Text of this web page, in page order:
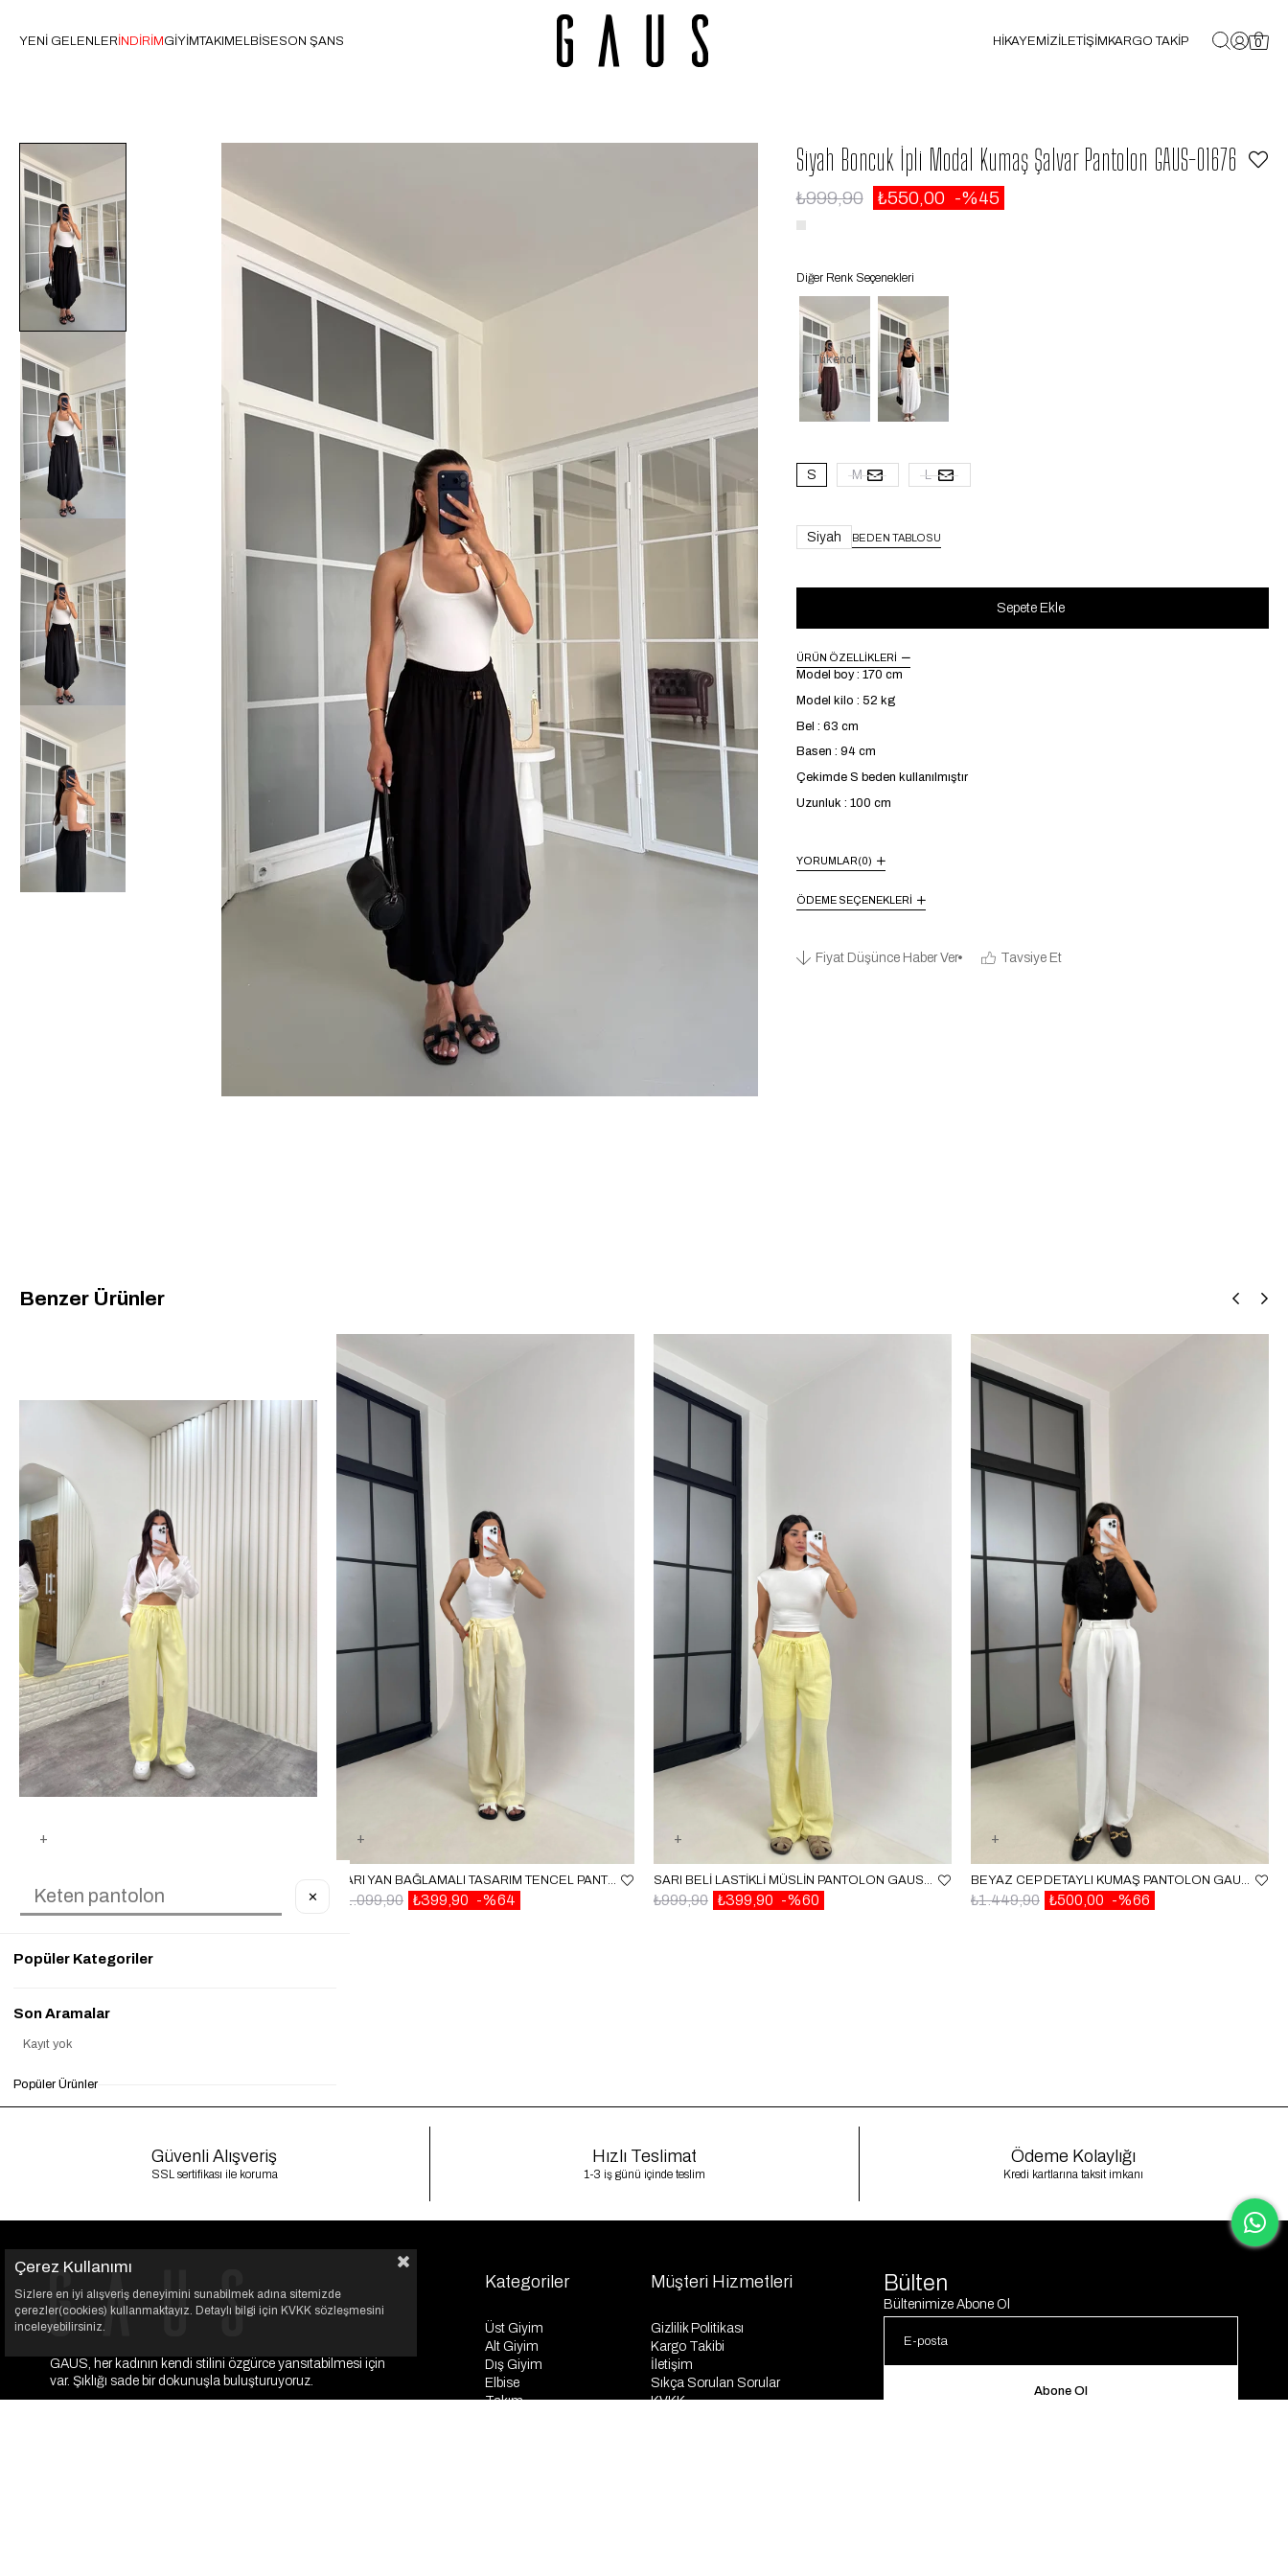
YENİ GELENLERİNDİRİMGİYİMTAKIMELBİSESON ŞANS HİKAYEMİZİLETİŞİMKARGO TAKİP 0
Siyah Boncuk İpli Modal Kumaş Şalvar Pantolon GAUS-01676
₺999,90 ₺550,00 45
Diğer Renk Seçenekleri
Tükendi
S M L
Siyah BEDEN TABLOSU
ÜRÜN ÖZELLIKLERI
Model boy : 170 cm
Model kilo : 52 kg
Bel : 63 cm
Basen : 94 cm
Çekimde S beden kullanılmıştır
Uzunluk : 100 cm
YORUMLAR(0)
ÖDEME SEÇENEKLERI
Fiyat Düşünce Haber Ver Tavsiye Et
Benzer Ürünler
%50
₺499,95
₺999,90
SARI YAN BAĞLAMALI TASARIM TENCEL PANTOLON GAUS00500
%64
₺399,90
₺1.099,90
SARI BELI LASTIKLI MÜSLIN PANTOLON GAUS00586
%60
₺399,90
₺999,90
BEYAZ CEP DETAYLI KUMAŞ PANTOLON GAUS-00140
%66
₺500,00
₺1.449,90
Güvenli Alışveriş
SSL sertifikası ile koruma
Hızlı Teslimat
1-3 iş günü içinde teslim
Ödeme Kolaylığı
Kredi kartlarına taksit imkanı
GAUS, her kadının kendi stilini özgürce yansıtabilmesi için
var. Şıklığı sade bir dokunuşla buluşturuyoruz.
Kategoriler
Üst Giyim
Alt Giyim
Dış Giyim
Elbise
Takım
Müşteri Hizmetleri
Gizlilik Politikası
Kargo Takibi
İletişim
Sıkça Sorulan Sorular
KVKK
Bülten
Bültenimize Abone Ol
Abone Ol
Çerez Kullanımı
Sizlere en iyi alışveriş deneyimini sunabilmek adına sitemizde
çerezler(cookies) kullanmaktayız. Detaylı bilgi için KVKK sözleşmesini
inceleyebilirsiniz.
✕
Popüler Kategoriler
Son Aramalar
Kayıt yok
Popüler Ürünler